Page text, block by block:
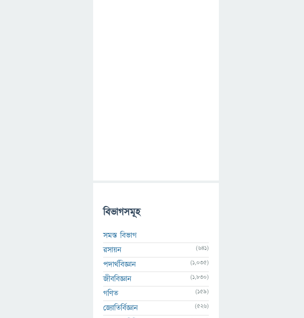
বিভাগসমূহ
সমস্ত বিভাগ
রসায়ন
(641)
পদার্থবিজ্ঞান (1,035)
জীববিজ্ঞান (1,830)
গণিত (159)
জ্যোতির্বিজ্ঞান (526)